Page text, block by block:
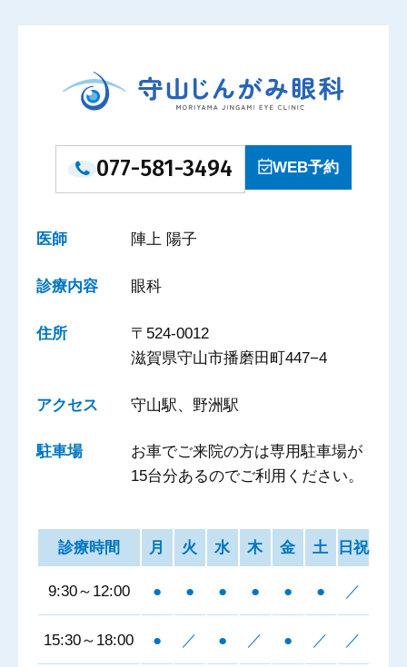
077-581-3494 WEB予約
医師 陣上 陽子
診療内容 眼科
住所
〒524-0012
滋賀県守山市播磨田町447−4
アクセス 守山駅、野洲駅
駐車場
お車でご来院の方は専用駐車場が
15台分あるのでご利用ください。
診療時間 月 火 水 木 金 土 日祝
9:30～12:00 ● ● ● ● ● ● ／
15:30～18:00 ● ／ ● ／ ● ／ ／